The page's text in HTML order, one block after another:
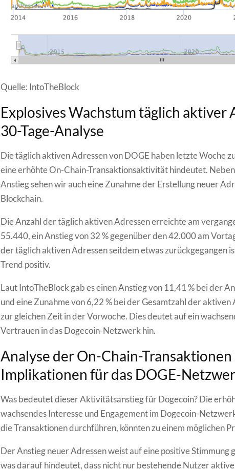
Quelle: IntoTheBlock
Explosives Wachstum täglich aktiver
30-Tage-Analyse
Die täglich aktiven Adressen von DOGE haben letzte Woche
eine erhöhte On-Chain-Transaktionsaktivität hindeutet.
Anstieg sehen wir auch eine Zunahme der Erstellung neuer
Blockchain.
Die Anzahl der täglich aktiven Adressen erreichte am
55.440, ein Anstieg von 32 % gegenüber den 42.000 am
der täglich aktiven Adressen seitdem etwas zurückgegangen
Trend positiv.
Laut IntoTheBlock gab es einen Anstieg von 11,41 % bei der
und eine Zunahme von 6,22 % bei der Gesamtzahl der aktiven
zur gleichen Zeit in der Vorwoche. Dies deutet auf ein
Vertrauen in das Dogecoin-Netzwerk hin.
Analyse der On-Chain-Transaktionen
Implikationen für das DOGE-
Was bedeutet dieser Aktivitätsanstieg für Dogecoin? Die
wachsendes Interesse und Engagement im Dogecoin-
die Transaktionen durchführen, könnten zu einem möglichen
Der Anstieg neuer Adressen weist auf eine positive Stimmung
was darauf hindeutet, dass nicht nur bestehende Nutzer